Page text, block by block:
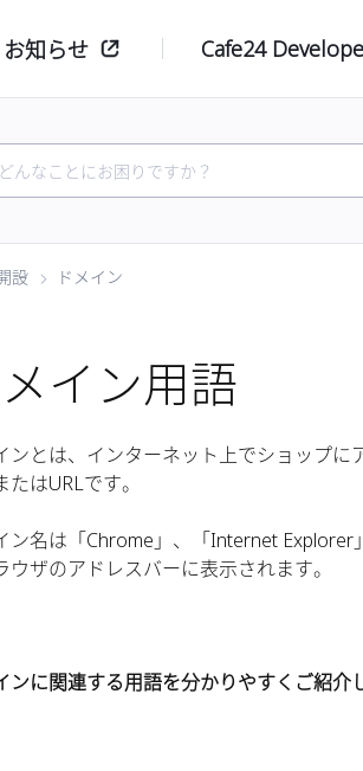
お知らせ Cafe24
設 ドメイン
イン用語
ンとは、インターネット上でショップ
たはURLです。
ン名は「Chrome」、「Internet
ウザのアドレスバーに表示されます。
ンに関連する用語を分かりやすくご紹介